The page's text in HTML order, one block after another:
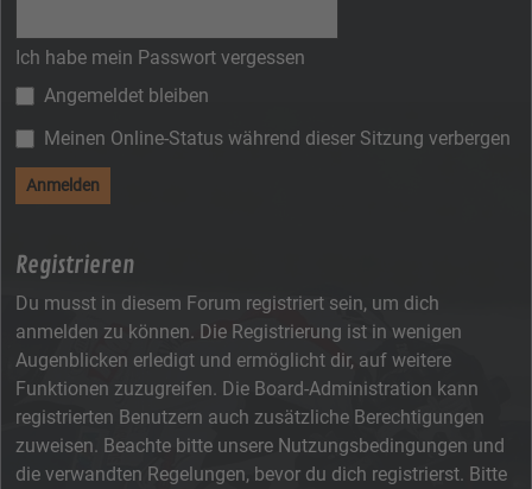
Ich habe mein Passwort vergessen
Angemeldet bleiben
Meinen Online-Status während dieser Sitzung verbergen
Registrieren
Du musst in diesem Forum registriert sein, um dich
anmelden zu können. Die Registrierung ist in wenigen
Augenblicken erledigt und ermöglicht dir, auf weitere
Funktionen zuzugreifen. Die Board-Administration kann
registrierten Benutzern auch zusätzliche Berechtigungen
zuweisen. Beachte bitte unsere Nutzungsbedingungen und
die verwandten Regelungen, bevor du dich registrierst. Bitte